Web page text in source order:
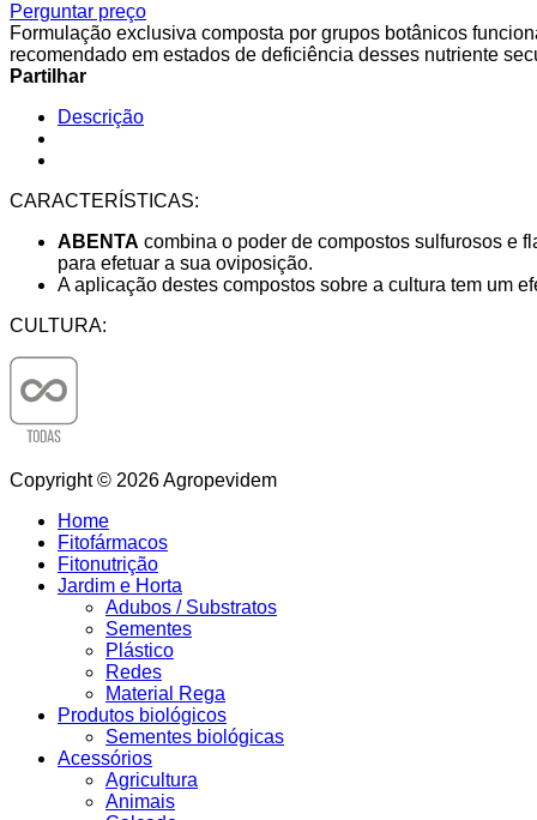
Perguntar preço
Formulação exclusiva composta por grupos botânicos
recomendado em estados de deficiência desses nutriente
Partilhar
Descrição
CARACTERÍSTICAS:
ABENTA combina o poder de compostos sulfurosos e
para efetuar a sua oviposição.
A aplicação destes compostos sobre a cultura tem um
CULTURA:
Copyright © 2026 Agropevidem
Home
Fitofármacos
Fitonutrição
Jardim e Horta
Adubos / Substratos
Sementes
Plástico
Redes
Material Rega
Produtos biológicos
Sementes biológicas
Acessórios
Agricultura
Animais